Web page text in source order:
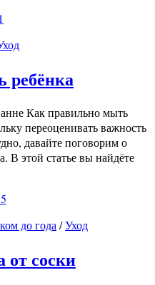
1
ребёнка
Как правильно мыть
переоценивать важность
давайте поговорим о
В этой статье вы найдёте
5
до года/Уход
от соски